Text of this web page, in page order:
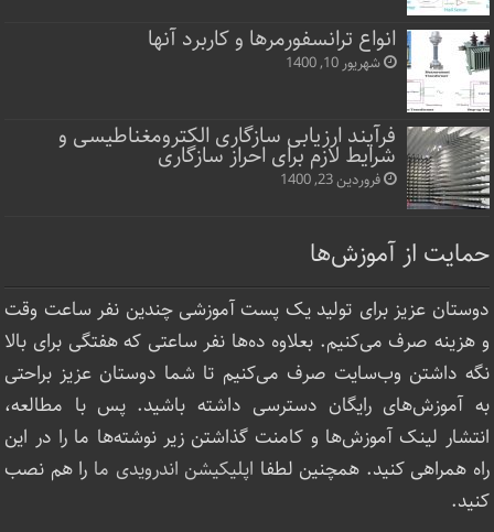
انواع ترانسفورمرها و کاربرد آنها
شهریور 10, 1400
فرآیند ارزیابی سازگاری الکترومغناطیسی و
شرایط لازم برای احراز سازگاری
فروردین 23, 1400
حمایت از آموزش‌ها
دوستان عزیز برای تولید یک پست آموزشی چندین نفر ساعت‌ وقت
و هزینه صرف می‌کنیم. بعلاوه ده‌ها نفر ساعتی که هفتگی برای بالا
نگه داشتن وب‌سایت صرف ‌می‌کنیم تا شما دوستان عزیز براحتی
به آموزش‌های رایگان دسترسی داشته باشید. پس با مطالعه،
انتشار لینک‌ آموزش‌ها و کامنت گذاشتن زیر نوشته‌‌ها ما را در این
راه همراهی کنید. همچنین لطفا اپلیکیشن اندرویدی ما را هم نصب
کنید.